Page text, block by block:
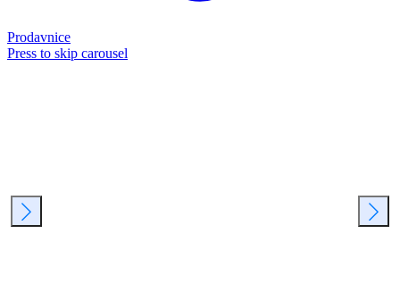
Prodavnice
Press to skip carousel